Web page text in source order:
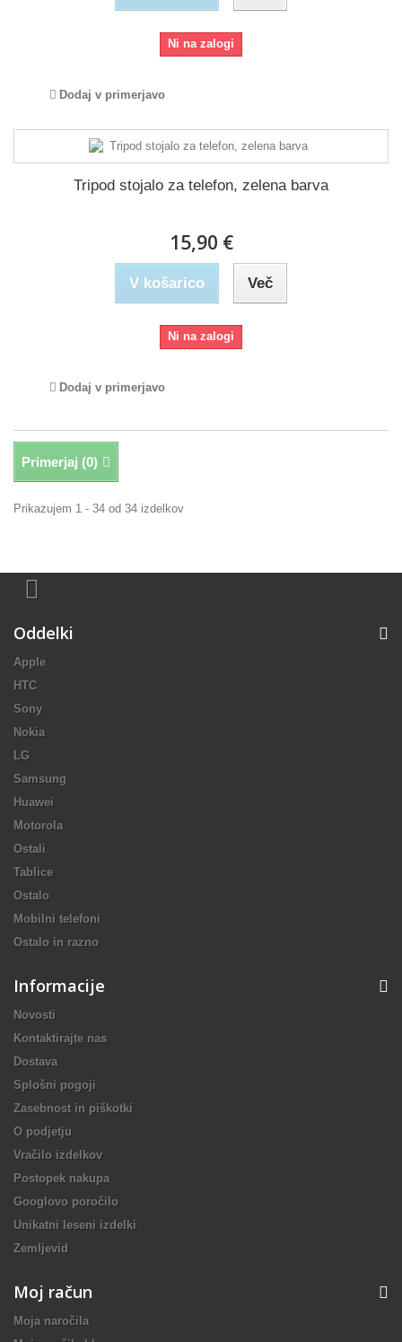
Ni na zalogi
Dodaj v primerjavo
Tripod stojalo za telefon, zelena barva
15,90 €
V košarico Več
Ni na zalogi
Dodaj v primerjavo
Primerjaj (0)
Prikazujem 1 - 34 od 34 izdelkov
Oddelki
Apple
HTC
Sony
Nokia
LG
Samsung
Huawei
Motorola
Ostali
Tablice
Ostalo
Mobilni telefoni
Ostalo in razno
Informacije
Novosti
Kontaktirajte nas
Dostava
Splošni pogoji
Zasebnost in piškotki
O podjetju
Vračilo izdelkov
Postopek nakupa
Googlovo poročilo
Unikatni leseni izdelki
Zemljevid
Moj račun
Moja naročila